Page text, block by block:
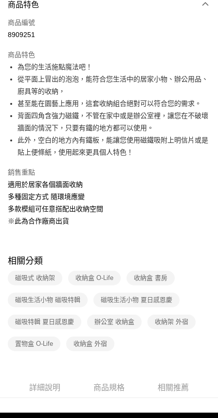
Apple Pay
悠遊付
全盈+PAY
大哥付你分期
相關說明
【大哥付你分期使用說明】
1.本服務由台灣大哥大提供，台灣大哥大用戶可立即使用無須另外申請。
2.付款方式選擇「大哥付你分期」，訂單成立後會自動跳轉到大哥付的交易
流程，驗證手機門號後，選擇欲分期的期數、繳款截止日，確認付款後即完
成交易。
3.實際核准額度、可分期數及費用金額請依後續交易確認頁面所載為準。
4.訂單成立30分鐘內，如未前往確認交易或遇審核未通過，訂單將自動取
法說明評估內容。
1.分期款項不併入電信帳單，「大哥付你分期」於每月結算日後寄送繳費提
醒簡訊。
2.透過簡訊連結打開帳單後，可選擇「超商條碼／台灣大直營門市／銀行轉
帳／街口支付／iPASS MONEY」等通路繳費。
買賣價金債權讓與本公司後，依約使用本公司帳單繳交帳款。
2.基於同意付款使用「大哥付你分期」之契約關係目的，商店將以您的個人
資料（包含姓名、電話或地址）提供予台灣大哥大進項蒐集、處理及利用，
ATM付款
運送方式
宅配【父親節大回饋】限時$299免運
商品特色
商品編號
8909251
商品特色
為您的生活施點魔法吧！
從平面上冒出的泡泡，能符合您生活中的居家小物、辦公用品、
廚具等的收納，
甚至能在園藝上應用，這套收納組合絕對可以符合您的需求。
背面四角含強力磁鐵，不管在家中或是辦公室裡，讓您在不破壞
牆面的情況下，只要有鐵的地方都可以使用。
此外，空白的地方內有鐵板，能讓您使用磁鐵吸附上明信片或是
貼上便條紙，使用起來更具個人特色！
銷售重點
適用於居家各個牆面收納
多種固定方式 隨環境應變
多款模組可任意搭配出收納空間
※此為合作廠商出貨
相關分類
磁吸式 收納架 收納盒 O-Life 收納盒 書房
磁吸生活小物 磁吸特輯 磁吸生活小物 夏日感恩慶
磁吸特輯 夏日感恩慶 辦公室 收納盒 收納架 外宿
置物盒 O-Life 收納盒 外宿
詳細說明 商品規格 相關推薦